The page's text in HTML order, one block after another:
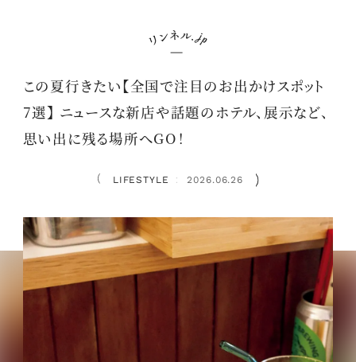
この夏行きたい【全国で注目のお出かけスポット
7選】 ニュースな新店や話題のホテル、展示など、
思い出に残る場所へGO！
LIFESTYLE ： 2026.06.26